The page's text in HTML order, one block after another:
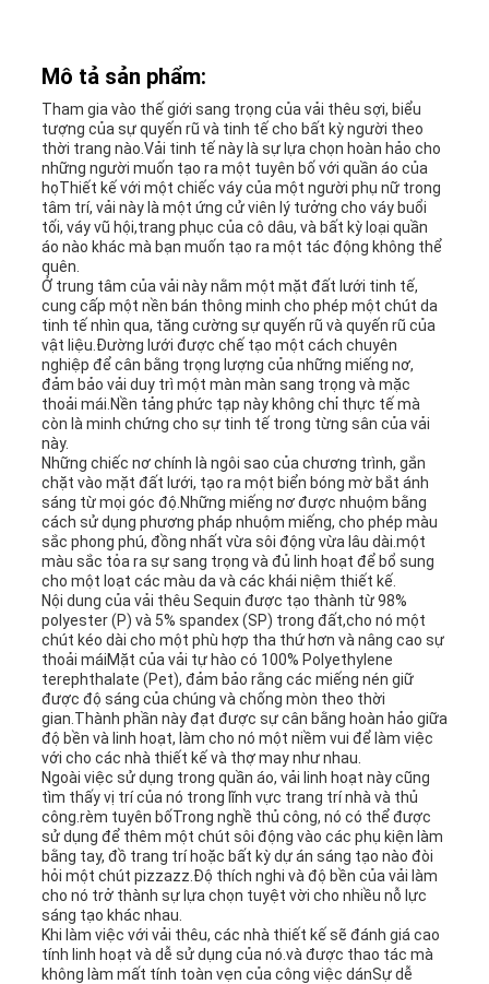
ĐỒ
TRANG
WEB
CHÍNH
SÁCH
BẢO
MẬT
Mô tả sản phẩm:
Tham gia vào thế giới sang trọng của vải thêu sợi, biểu
tượng của sự quyến rũ và tinh tế cho bất kỳ người theo
thời trang nào.Vải tinh tế này là sự lựa chọn hoàn hảo cho
những người muốn tạo ra một tuyên bố với quần áo của
họThiết kế với một chiếc váy của một người phụ nữ trong
tâm trí, vải này là một ứng cử viên lý tưởng cho váy buổi
tối, váy vũ hội,trang phục của cô dâu, và bất kỳ loại quần
áo nào khác mà bạn muốn tạo ra một tác động không thể
quên.
Ở trung tâm của vải này nằm một mặt đất lưới tinh tế,
cung cấp một nền bán thông minh cho phép một chút da
tinh tế nhìn qua, tăng cường sự quyến rũ và quyến rũ của
vật liệu.Đường lưới được chế tạo một cách chuyên
nghiệp để cân bằng trọng lượng của những miếng nơ,
đảm bảo vải duy trì một màn màn sang trọng và mặc
thoải mái.Nền tảng phức tạp này không chỉ thực tế mà
còn là minh chứng cho sự tinh tế trong từng sân của vải
này.
Những chiếc nơ chính là ngôi sao của chương trình, gắn
chặt vào mặt đất lưới, tạo ra một biển bóng mờ bắt ánh
sáng từ mọi góc độ.Những miếng nơ được nhuộm bằng
cách sử dụng phương pháp nhuộm miếng, cho phép màu
sắc phong phú, đồng nhất vừa sôi động vừa lâu dài.một
màu sắc tỏa ra sự sang trọng và đủ linh hoạt để bổ sung
cho một loạt các màu da và các khái niệm thiết kế.
Nội dung của vải thêu Sequin được tạo thành từ 98%
polyester (P) và 5% spandex (SP) trong đất,cho nó một
chút kéo dài cho một phù hợp tha thứ hơn và nâng cao sự
thoải máiMặt của vải tự hào có 100% Polyethylene
terephthalate (Pet), đảm bảo rằng các miếng nén giữ
được độ sáng của chúng và chống mòn theo thời
gian.Thành phần này đạt được sự cân bằng hoàn hảo giữa
độ bền và linh hoạt, làm cho nó một niềm vui để làm việc
với cho các nhà thiết kế và thợ may như nhau.
Ngoài việc sử dụng trong quần áo, vải linh hoạt này cũng
tìm thấy vị trí của nó trong lĩnh vực trang trí nhà và thủ
công.rèm tuyên bốTrong nghề thủ công, nó có thể được
sử dụng để thêm một chút sôi động vào các phụ kiện làm
bằng tay, đồ trang trí hoặc bất kỳ dự án sáng tạo nào đòi
hỏi một chút pizzazz.Độ thích nghi và độ bền của vải làm
cho nó trở thành sự lựa chọn tuyệt vời cho nhiều nỗ lực
sáng tạo khác nhau.
Khi làm việc với vải thêu, các nhà thiết kế sẽ đánh giá cao
tính linh hoạt và dễ sử dụng của nó.và được thao tác mà
không làm mất tính toàn vẹn của công việc dánSự dễ